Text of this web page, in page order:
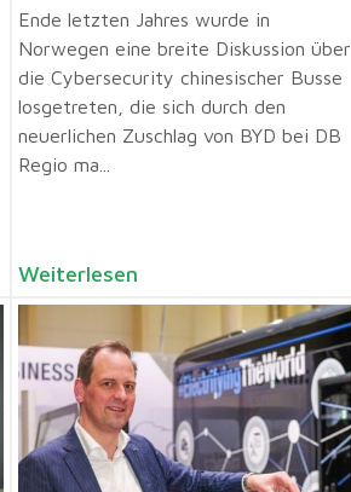
Ende letzten Jahres wurde in
Norwegen eine breite Diskussion über
die Cybersecurity chinesischer Busse
losgetreten, die sich durch den
neuerlichen Zuschlag von BYD bei DB
Regio ma...
Weiterlesen